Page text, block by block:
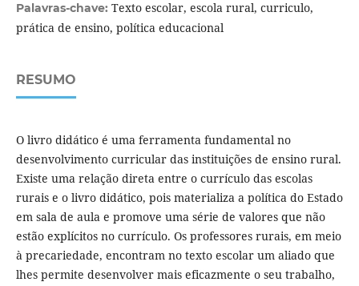
Palavras-chave: Texto escolar, escola rural, curriculo,
prática de ensino, política educacional
RESUMO
O livro didático é uma ferramenta fundamental no
desenvolvimento curricular das instituições de ensino rural.
Existe uma relação direta entre o currículo das escolas
rurais e o livro didático, pois materializa a política do Estado
em sala de aula e promove uma série de valores que não
estão explícitos no currículo. Os professores rurais, em meio
à precariedade, encontram no texto escolar um aliado que
lhes permite desenvolver mais eficazmente o seu trabalho,